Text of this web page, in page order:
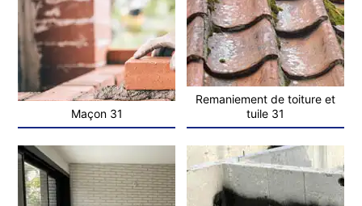
Maçon 31
Remaniement de toiture et
tuile 31